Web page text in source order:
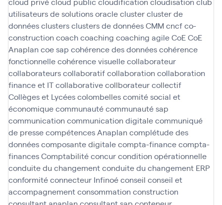
utilisateurs de solutions oracleclustercluster de
donnéesclustersclusters de donnéesCMMcncfco-
construction coachcoaching coaching agileCoECoE
Anaplan coe sap cohérence des donnéescohérence
fonctionnellecohérence visuellecollaborateur
collaborateurscollaboratifcollaboration collaboration
finance et ITcollaborativecollborateurcollectif
Collèges et Lycéescolombellescomité social et
économiquecommunautécommunauté sap
communication communication digitalecommuniqué
de pressecompétences Anaplan complétude des
donnéescomposante digitalecompta-financecompta-
financesComptabilitéconcurcondition opérationnelle
conduite du changementconduite du changement ERP
conformitéconnecteur Infinoéconseil conseil et
accompagnementconsommation construction